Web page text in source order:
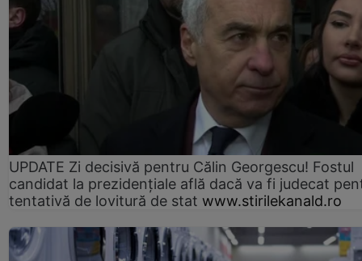
UPDATE Zi decisivă pentru Călin Georgescu! Fostul
candidat la prezidențiale află dacă va fi judecat
tentativă de lovitură de stat www.stirilekanald.ro